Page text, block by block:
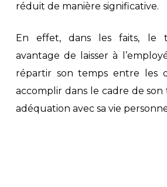
réduit de manière significative.
En effet, dans les faits, le
avantage de laisser à
répartir son temps entre les
accomplir dans le cadre de
adéquation avec sa vie